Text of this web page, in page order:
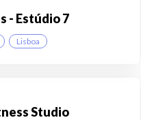
- Estúdio 7
Lisboa
Studio